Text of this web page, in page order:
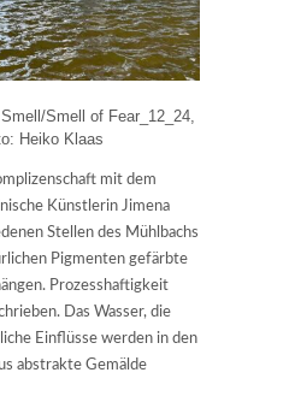
Smell of Fear_12_24,
Heiko Klaas
mit dem
Künstlerin Jimena
Stellen des Mühlbachs
Pigmenten gefärbte
Prozesshaftigkeit
Das Wasser, die
Einflüsse werden in den
abstrakte Gemälde